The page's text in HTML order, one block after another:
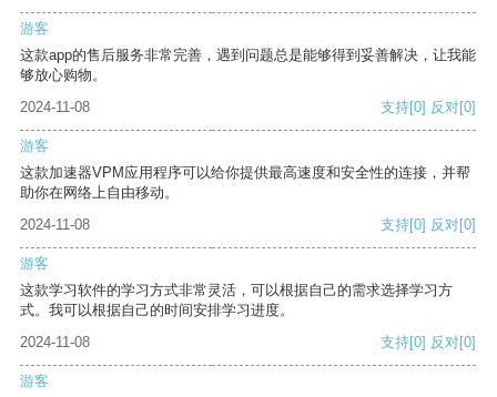
游客
这款app的售后服务非常完善，遇到问题总是能够得到妥善解决，让我能
够放心购物。
2024-11-08
支持[0] 反对[0]
游客
这款加速器VPM应用程序可以给你提供最高速度和安全性的连接，并帮
助你在网络上自由移动。
2024-11-08
支持[0] 反对[0]
游客
这款学习软件的学习方式非常灵活，可以根据自己的需求选择学习方
式。我可以根据自己的时间安排学习进度。
2024-11-08
支持[0] 反对[0]
游客